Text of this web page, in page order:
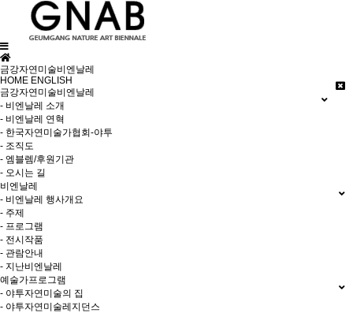
금강자연미술비엔날레
HOME ENGLISH
금강자연미술비엔날레
- 비엔날레 소개
- 비엔날레 연혁
- 한국자연미술가협회-야투
- 조직도
- 엠블렘/후원기관
- 오시는 길
비엔날레
- 비엔날레 행사개요
- 주제
- 프로그램
- 전시작품
- 관람안내
- 지난비엔날레
예술가프로그램
- 야투자연미술의 집
- 야투자연미술레지던스